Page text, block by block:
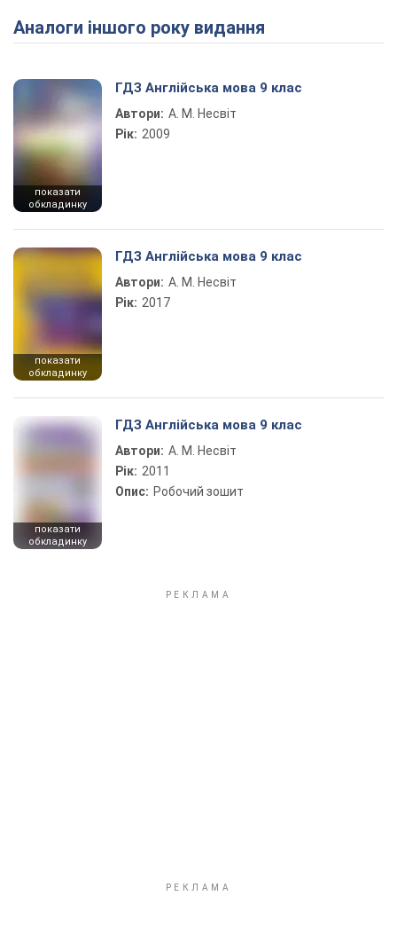
Play Video
Аналоги іншого року видання
показати
обкладинку
ГДЗ Англійська мова 9 клас
Автори: А. М. Несвіт
Рік: 2009
показати
обкладинку
ГДЗ Англійська мова 9 клас
Автори: А. М. Несвіт
Рік: 2017
показати
обкладинку
ГДЗ Англійська мова 9 клас
Автори: А. М. Несвіт
Рік: 2011
Опис: Робочий зошит